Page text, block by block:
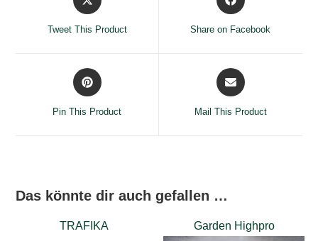
in
Tweet This Product
in
Share on Facebook
Opens
in
Pin This Product
Opens
in
Mail This Product
Das könnte dir auch gefallen …
TRAFIKA Garden Highpro